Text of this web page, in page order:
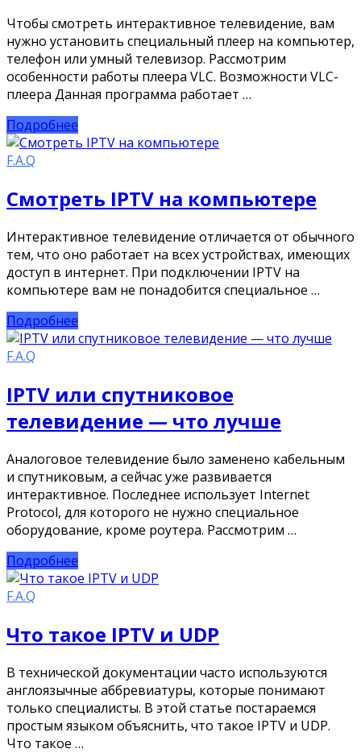
Чтобы смотреть интерактивное телевидение, вам
нужно установить специальный плеер на компьютер,
телефон или умный телевизор. Рассмотрим
особенности работы плеера VLC. Возможности VLC-
плеера Данная программа работает …
Подробнее
F.A.Q
Смотреть IPTV на компьютере
Интерактивное телевидение отличается от обычного
тем, что оно работает на всех устройствах, имеющих
доступ в интернет. При подключении IPTV на
компьютере вам не понадобится специальное …
Подробнее
F.A.Q
IPTV или спутниковое
телевидение — что лучше
Аналоговое телевидение было заменено кабельным
и спутниковым, а сейчас уже развивается
интерактивное. Последнее использует Internet
Protocol, для которого не нужно специальное
оборудование, кроме роутера. Рассмотрим …
Подробнее
F.A.Q
Что такое IPTV и UDP
В технической документации часто используются
англоязычные аббревиатуры, которые понимают
только специалисты. В этой статье постараемся
простым языком объяснить, что такое IPTV и UDP.
Что такое …